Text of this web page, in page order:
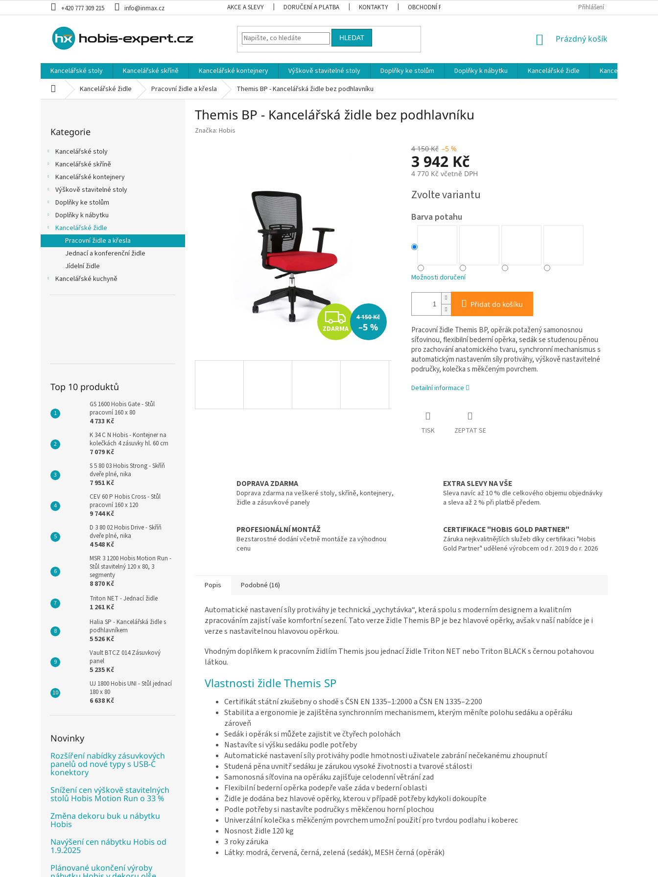
na
+420 777 309 215 info@inmax.cz AKCE A SLEVY DORUČENÍ A PLATBA KONTAKTY OBCHODNÍ PODMÍNKY Přihlášení
HLEDAT
NÁKUPNÍ
Prázdný košík
Kancelářské stoly Kancelářské skříně Kancelářské kontejnery Výškově stavitelné stoly Doplňky ke stolům Doplňky k nábytku Kancelářské židle
Kancelářské
Domů Kancelářské židle Pracovní židle a křesla Themis BP - Kancelářská židle bez podhlavníku
e
l
kategorie
Kategorie
Kancelářské stoly
Kancelářské skříně
Kancelářské kontejnery
Výškově stavitelné stoly
Doplňky ke stolům
Doplňky k nábytku
Kancelářské židle
Pracovní židle a křesla
Jednací a konferenční židle
Jídelní židle
Kancelářské kuchyně
Top 10 produktů
GS 1600 Hobis Gate - Stůl
pracovní 160 x 80
4 733 Kč
K 34 C N Hobis - Kontejner na
kolečkách 4 zásuvky hl. 60 cm
7 079 Kč
S 5 80 03 Hobis Strong - Skříň
dveře plné, nika
7 951 Kč
CEV 60 P Hobis Cross - Stůl
pracovní 160 x 120
9 744 Kč
D 3 80 02 Hobis Drive - Skříň
dveře plné, nika
4 548 Kč
MSR 3 1200 Hobis Motion Run -
Stůl stavitelný 120 x 80, 3
segmenty
8 870 Kč
Triton NET - Jednací židle
1 261 Kč
Halia SP - Kancelářská židle s
podhlavníkem
5 526 Kč
Vault BTCZ 014 Zásuvkový
panel
5 235 Kč
UJ 1800 Hobis UNI - Stůl jednací
180 x 80
6 638 Kč
Novinky
Rozšíření nabídky zásuvkových
panelů od nové typy s USB-C
konektory
Snížení cen výškově stavitelných
stolů Hobis Motion Run o 33 %
Změna dekoru buk u nábytku
Hobis
Navýšení cen nábytku Hobis od
1.9.2025
Plánované ukončení výroby
Themis BP - Kancelářská židle bez podhlavníku
Značka: Hobis
Z
D
A
ZDARMA
4 150 Kč
–5 %
4 150 Kč –5 %
3 942 Kč
4 770 Kč včetně DPH
cena:
Zvolte variantu
Barva potahu
Možnosti doručení
Přidat do košíku
Pracovní židle Themis BP, opěrák potažený samonosnou
síťovinou, flexibilní bederní opěrka, sedák se studenou pěnou
pro zachování anatomického tvaru, synchronní mechanismus s
automatickým nastavením síly protiváhy, výškově nastavitelné
područky, kolečka s měkčeným povrchem.
Detailní informace
TISK ZEPTAT SE
DOPRAVA ZDARMA
Doprava zdarma na veškeré stoly, skříně, kontejnery,
židle a zásuvkové panely
EXTRA SLEVY NA VŠE
Sleva navíc až 10 % dle celkového objemu objednávky
a sleva až 2 % při platbě předem.
PROFESIONÁLNÍ MONTÁŽ
Bezstarostné dodání včetně montáže za výhodnou
cenu
CERTIFIKACE "HOBIS GOLD PARTNER"
Záruka nejkvalitnějších služeb díky certifikaci "Hobis
Gold Partner" udělené výrobcem od r. 2019 do r. 2026
Popis Podobné (16)
Automatické nastavení síly protiváhy je technická „vychytávka“, která spolu s moderním designem a kvalitním
zpracováním zajistí vaše komfortní sezení. Tato verze židle Themis BP je bez hlavové opěrky, avšak v naší nabídce je i
verze s nastavitelnou hlavovou opěrkou.
Vhodným doplňkem k pracovním židlím Themis jsou jednací židle Triton NET nebo Triton BLACK s černou potahovou
látkou.
Vlastnosti židle Themis SP
Certifikát státní zkušebny o shodě s ČSN EN 1335–1:2000 a ČSN EN 1335–2:200
Stabilita a ergonomie je zajištěna synchronním mechanismem, kterým měníte polohu sedáku a opěráku
zároveň
Sedák i opěrák si můžete zajistit ve čtyřech polohách
Nastavíte si výšku sedáku podle potřeby
Automatické nastavení síly protiváhy podle hmotnosti uživatele zabrání nečekanému zhoupnutí
Studená pěna uvnitř sedáku je zárukou vysoké životnosti a tvarové stálosti
Samonosná síťovina na opěráku zajišťuje celodenní větrání zad
Flexibilní bederní opěrka podepře vaše záda v bederní oblasti
Židle je dodána bez hlavové opěrky, kterou v případě potřeby kdykoli dokoupíte
Podle potřeby si nastavíte područky s měkčenou horní plochou
Univerzální kolečka s měkčeným povrchem umožní použití pro tvrdou podlahu i koberec
Nosnost židle 120 kg
3 roky záruka
Látky: modrá, červená, černá, zelená (sedák), MESH černá (opěrák)